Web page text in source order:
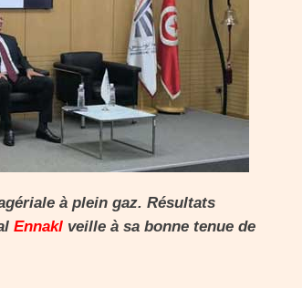
à plein gaz. Résultats
Ennakl veille à sa bonne tenue de